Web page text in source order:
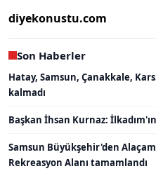
diyekonustu.com
Son Haberler
Hatay, Samsun, Çanakkale,
kalmadı
Başkan İhsan Kurnaz:
Samsun Büyükşehir'den
Rekreasyon Alanı tamamlandı